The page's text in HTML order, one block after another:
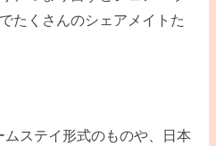
たくさんのシェアメイトた
ステイ形式のものや、日本